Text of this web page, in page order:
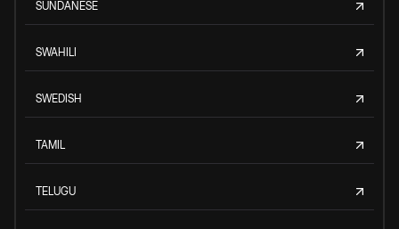
SUNDANESE
SWAHILI
SWEDISH
TAMIL
TELUGU